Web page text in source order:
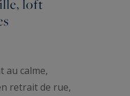
loft
au calme,
retrait de rue,